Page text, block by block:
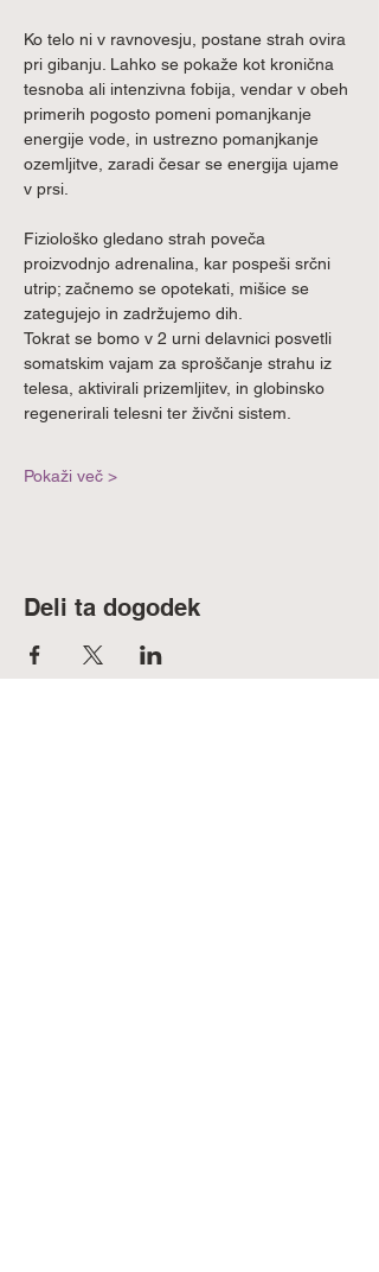
Ko telo ni v ravnovesju, postane strah ovira
pri gibanju. Lahko se pokaže kot kronična
tesnoba ali intenzivna fobija, vendar v obeh
primerih pogosto pomeni pomanjkanje
energije vode, in ustrezno pomanjkanje
ozemljitve, zaradi česar se energija ujame
v prsi.
Fiziološko gledano strah poveča
proizvodnjo adrenalina, kar pospeši srčni
utrip; začnemo se opotekati, mišice se
zategujejo in zadržujemo dih.
Tokrat se bomo v 2 urni delavnici posvetli
somatskim vajam za sproščanje strahu iz
telesa, aktivirali prizemljitev, in globinsko
regenerirali telesni ter živčni sistem.
Pokaži več >
Deli ta dogodek